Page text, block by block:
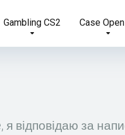
Gambling CS2 Case
відповідаю за